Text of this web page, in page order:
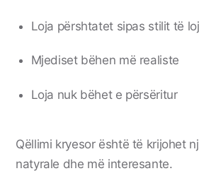
Loja përshtatet sipas stilit të
Mjediset bëhen më realiste
Loja nuk bëhet e përsëritur
Qëllimi kryesor është të krijohet
natyrale dhe më interesante.